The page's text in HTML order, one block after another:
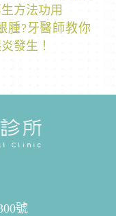
方法功用
腫?牙醫師教你
發生！
號